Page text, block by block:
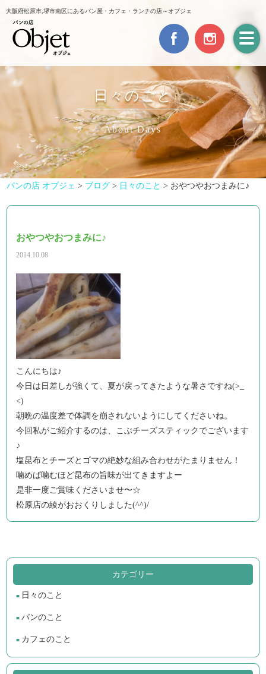
大阪府松原市,堺市南区にあるパン屋・カフェ・ランチの店～オブジェ
日々のこと
About Days
パンの店 オブジェ > ブログ > 日々のこと > おやつやおつまみに♪
おやつやおつまみに♪
2014.10.08
こんにちは♪
今日は日差しが強くて、夏が戻ってきたような暑さですね(>_
<)
朝晩の温度差で体調を崩されないようにしてくださいね。
今回私がご紹介するのは、こぶチーズスティックでございます
♪
塩昆布とチーズとゴマの絶妙な組み合わせがたまりません！
噛めば噛むほど昆布の旨味が出てきますよー
是非一度ご賞味くださいませ〜☆
松原店の綾がおおくりしました(^^)/
カテゴリー
日々のこと
パンのこと
カフェのこと